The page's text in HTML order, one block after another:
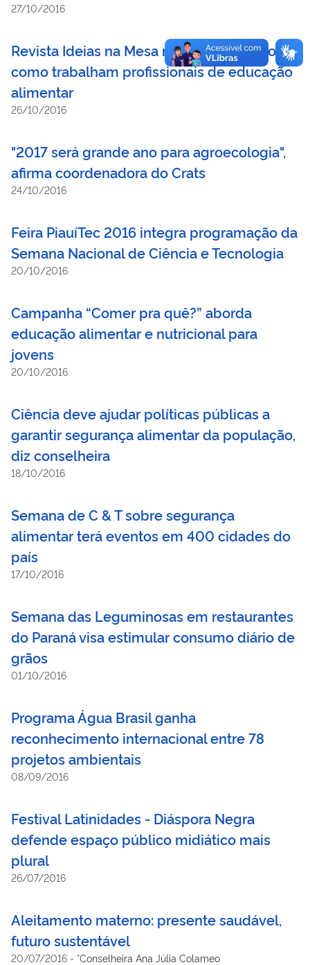
27/10/2016
Revista Ideias na Mesa mostra quem são e
como trabalham profissionais de educação
alimentar
26/10/2016
"2017 será grande ano para agroecologia",
afirma coordenadora do Crats
24/10/2016
Feira PiauíTec 2016 integra programação da
Semana Nacional de Ciência e Tecnologia
20/10/2016
Campanha “Comer pra quê?” aborda
educação alimentar e nutricional para
jovens
20/10/2016
Ciência deve ajudar políticas públicas a
garantir segurança alimentar da população,
diz conselheira
18/10/2016
Semana de C & T sobre segurança
alimentar terá eventos em 400 cidades do
país
17/10/2016
Semana das Leguminosas em restaurantes
do Paraná visa estimular consumo diário de
grãos
01/10/2016
Programa Água Brasil ganha
reconhecimento internacional entre 78
projetos ambientais
08/09/2016
Festival Latinidades - Diáspora Negra
defende espaço público midiático mais
plural
26/07/2016
Aleitamento materno: presente saudável,
futuro sustentável
20/07/2016 - *Conselheira Ana Júlia Colameo